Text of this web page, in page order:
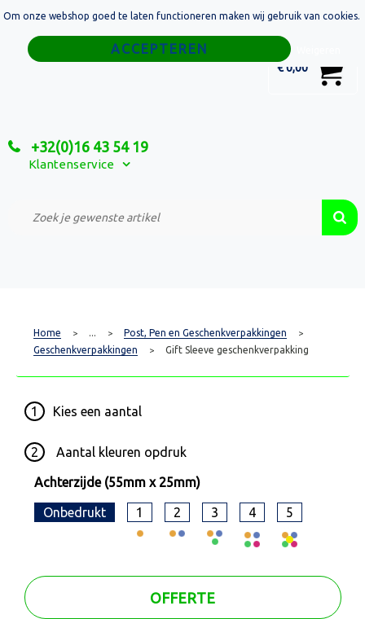
€ 0,00
+32(0)16 43 54 19
Klantenservice
Home
Relatiegeschenken
Custom Made Projecten
Home > ... > Post, Pen en Geschenkverpakkingen >
Geschenkverpakkingen > Gift Sleeve geschenkverpakking
1 Kies een aantal
2 Aantal kleuren opdruk
Achterzijde (55mm x 25mm)
Onbedrukt 1 2 3 4 5
OFFERTE
Om onze webshop goed te laten functioneren maken wij gebruik van cookies.